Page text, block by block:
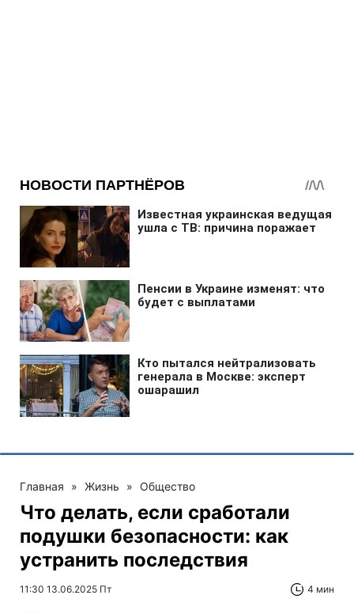
Главная » Жизнь » Общество
Что делать, если сработали
подушки безопасности: как
устранить последствия
11:30 13.06.2025 Пт 4 мин